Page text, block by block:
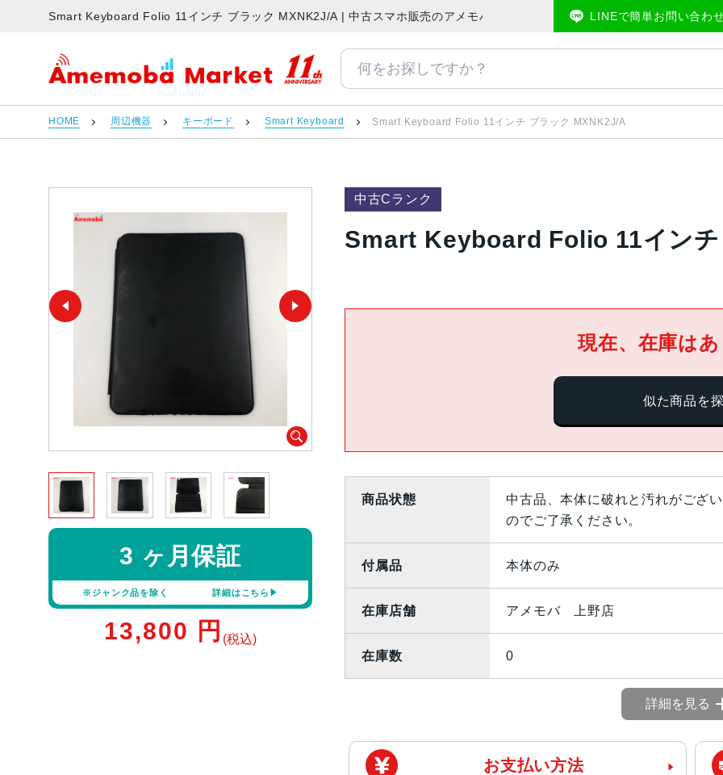
Smart Keyboard Folio 11インチ ブラック MXNK2J/A | 中古スマホ販売のアメモバマーケット LINEで簡単お問い合わ
アメモバマーケット
HOME 周辺機器 キーボード Smart Keyboard Smart Keyboard Folio 11インチ ブラック MXNK2J/A
中古Cランク
Smart Keyboard Folio 11イン
3 ヶ月保証
※ジャンク品を除く 詳細はこちら
13,800 円 (税込)
現在、在庫は
似た商品を
商品状態
中古品、本体に破れと汚れがござ
のでご了承ください。
付属品 本体のみ
在庫店舗 アメモバ 上野店
在庫数 0
詳細を見る
お支払い方法